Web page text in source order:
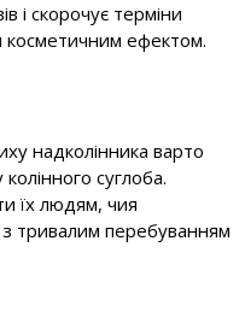
і скорочує терміни
ефектом.
надколінника варто
суглоба.
їх людям, чия
з тривалим перебуванням